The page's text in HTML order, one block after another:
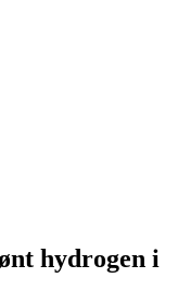
hydrogen i